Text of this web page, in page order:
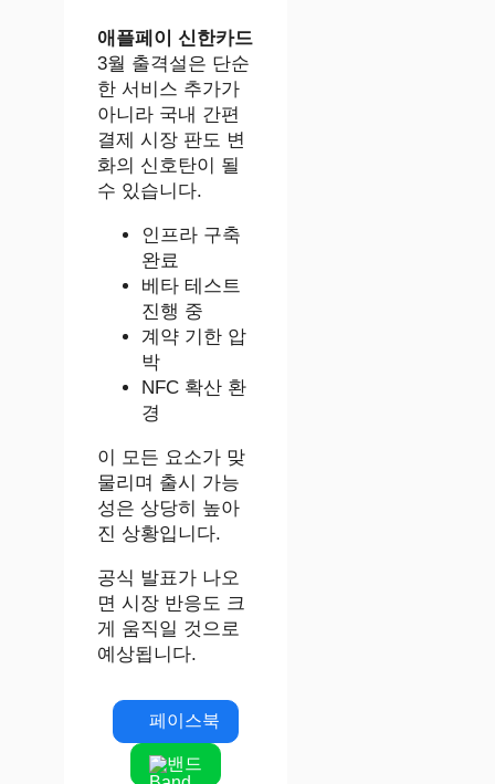
애플페이 신한카드
3월 출격설은 단순
한 서비스 추가가
아니라 국내 간편
결제 시장 판도 변
화의 신호탄이 될
수 있습니다.
인프라 구축
완료
베타 테스트
진행 중
계약 기한 압
박
NFC 확산 환
경
이 모든 요소가 맞
물리며 출시 가능
성은 상당히 높아
진 상황입니다.
공식 발표가 나오
면 시장 반응도 크
게 움직일 것으로
예상됩니다.
페이스북
밴드